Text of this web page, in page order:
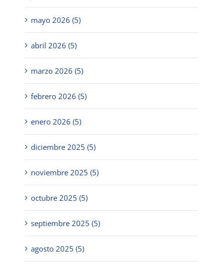
mayo 2026 (5)
abril 2026 (5)
marzo 2026 (5)
febrero 2026 (5)
enero 2026 (5)
diciembre 2025 (5)
noviembre 2025 (5)
octubre 2025 (5)
septiembre 2025 (5)
agosto 2025 (5)